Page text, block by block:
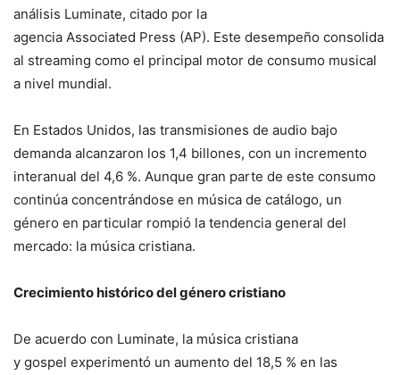
análisis Luminate, citado por la
agencia Associated Press (AP). Este desempeño consolida
al streaming como el principal motor de consumo musical
a nivel mundial.
En Estados Unidos, las transmisiones de audio bajo
demanda alcanzaron los 1,4 billones, con un incremento
interanual del 4,6 %. Aunque gran parte de este consumo
continúa concentrándose en música de catálogo, un
género en particular rompió la tendencia general del
mercado: la música cristiana.
Crecimiento histórico del género cristiano
De acuerdo con Luminate, la música cristiana
y gospel experimentó un aumento del 18,5 % en las